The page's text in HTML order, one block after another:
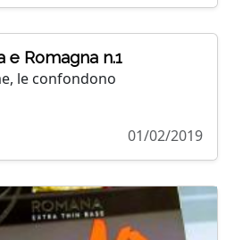
e Romagna n.1
le confondono
01/02/2019